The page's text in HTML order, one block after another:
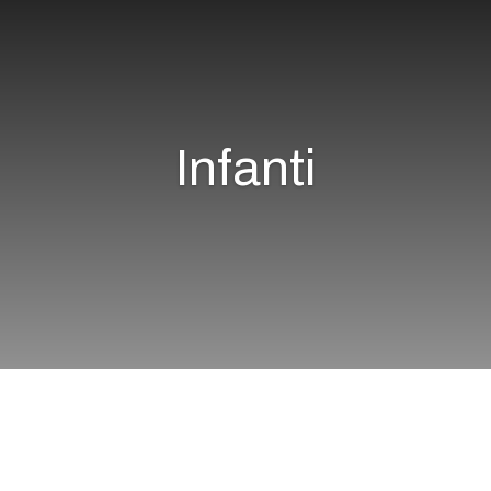
Infanti